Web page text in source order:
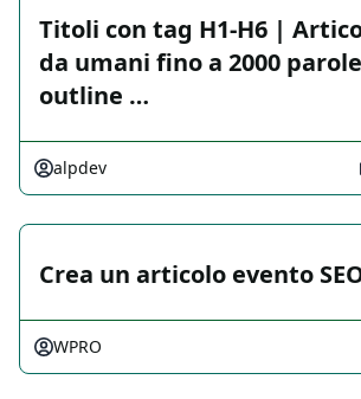
Titoli con tag H1-H6 |
da umani fino a 2000
outline …
alpdev
Crea un articolo evento
WPRO